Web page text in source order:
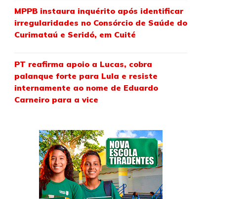
MPPB instaura inquérito após identificar
irregularidades no Consórcio de Saúde do
Curimataú e Seridó, em Cuité
PT reafirma apoio a Lucas, cobra
palanque forte para Lula e resiste
internamente ao nome de Eduardo
Carneiro para a vice